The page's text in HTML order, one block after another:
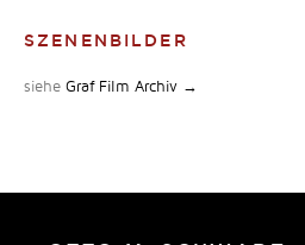
SZENENBILDER
siehe Graf Film Archiv →